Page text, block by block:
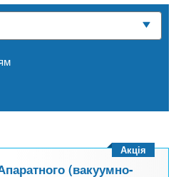
курси
(вакуумно-
Акція